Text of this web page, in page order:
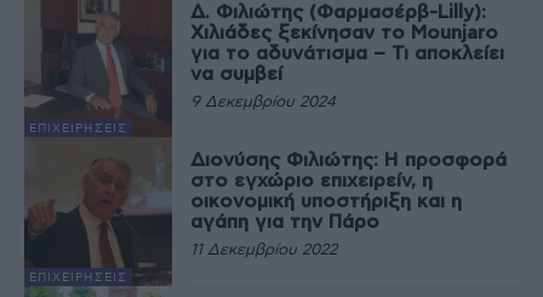
ΕΠΙΧΕΙΡΉΣΕΙΣ
Δ. Φιλιώτης (Φαρμασέρβ-Lilly):
Χιλιάδες ξεκίνησαν το Mounjaro
για το αδυνάτισμα – Τι αποκλείει
να συμβεί
9 Δεκεμβρίου 2024
ΕΠΙΧΕΙΡΉΣΕΙΣ
Διονύσης Φιλιώτης: Η προσφορά
στο εγχώριο επιχειρείν, η
οικονομική υποστήριξη και η
αγάπη για την Πάρο
11 Δεκεμβρίου 2022